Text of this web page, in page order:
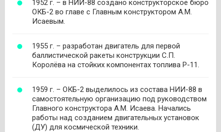
1952 г. – в НИИ-88 создано конструкторское бюро
ОКБ-2 во главе с Главным конструктором А.М.
Исаевым.
1955 г. – разработан двигатель для первой
баллистической ракеты конструкции С.П.
Королёва на стойких компонентах топлива Р-11.
1959 г. – ОКБ-2 выделилось из состава НИИ-88 в
самостоятельную организацию под руководством
Главного конструктора А.М. Исаева. Начались
работы над созданием двигательных установок
(ДУ) для космической техники.